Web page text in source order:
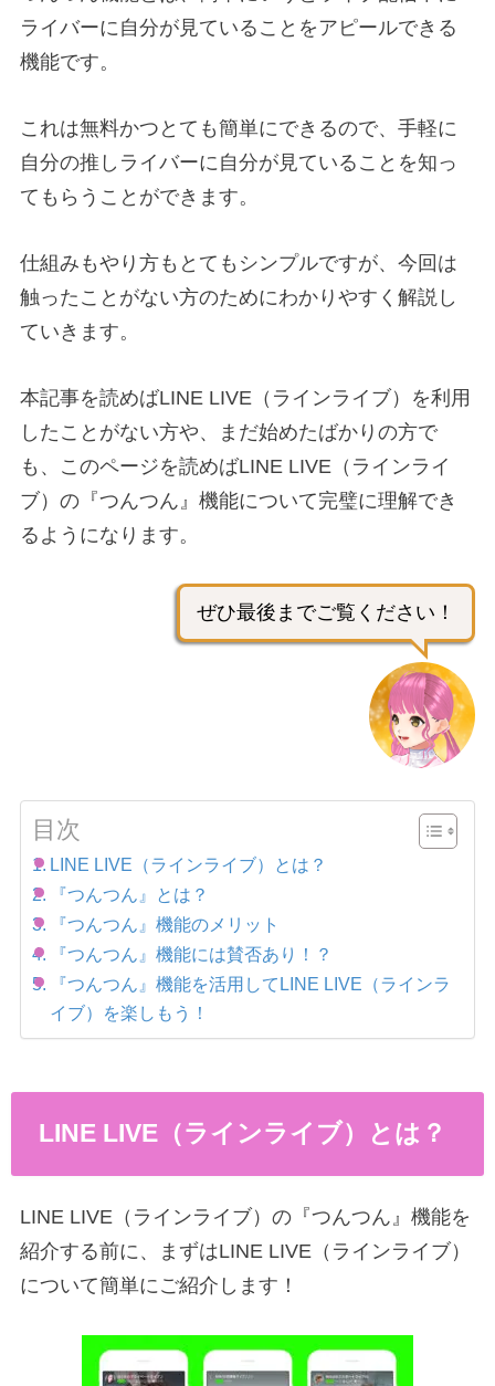
ライバーに自分が見ていることをアピールできる
機能です。
これは無料かつとても簡単にできるので、手軽に
自分の推しライバーに自分が見ていることを知っ
てもらうことができます。
仕組みもやり方もとてもシンプルですが、今回は
触ったことがない方のためにわかりやすく解説し
ていきます。
本記事を読めばLINE LIVE（ラインライブ）を利用
したことがない方や、まだ始めたばかりの方で
も、このページを読めばLINE LIVE（ラインライ
ブ）の『つんつん』機能について完璧に理解でき
るようになります。
ぜひ最後までご覧ください！
目次
LINE LIVE（ラインライブ）とは？
『つんつん』とは？
『つんつん』機能のメリット
『つんつん』機能には賛否あり！？
『つんつん』機能を活用してLINE LIVE（ラインラ
イブ）を楽しもう！
LINE LIVE（ラインライブ）とは？
LINE LIVE（ラインライブ）の『つんつん』機能を
紹介する前に、まずはLINE LIVE（ラインライブ）
について簡単にご紹介します！